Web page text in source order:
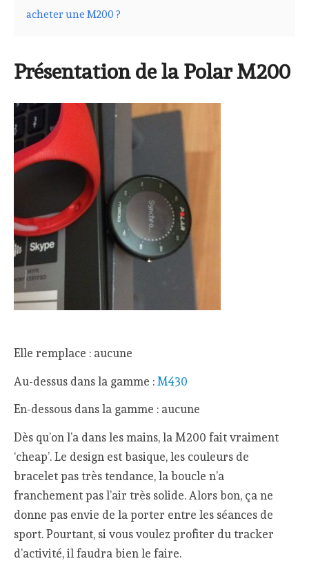
acheter une M200 ?
Présentation de la Polar M200
Elle remplace : aucune
Au-dessus dans la gamme :M430
En-dessous dans la gamme : aucune
Dès qu’on l’a dans les mains, la M200 fait vraiment
‘cheap’. Le design est basique, les couleurs de
bracelet pas très tendance, la boucle n’a
franchement pas l’air très solide. Alors bon, ça ne
donne pas envie de la porter entre les séances de
sport. Pourtant, si vous voulez profiter du tracker
d’activité, il faudra bien le faire.